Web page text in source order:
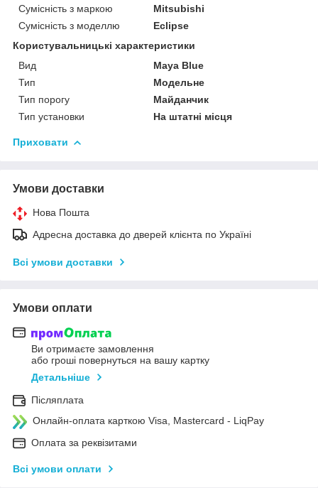
Сумісність з маркою
Mitsubishi
Сумісність з моделлю
Eclipse
Користувальницькі характеристики
Вид
Maya Blue
Тип
Модельне
Тип порогу
Майданчик
Тип установки
На штатні місця
Приховати
Умови доставки
Нова Пошта
Адресна доставка до дверей клієнта по Україні
Всі умови доставки
Умови оплати
Ви отримаєте замовлення
або гроші повернуться на вашу картку
Детальніше
Післяплата
Онлайн-оплата карткою Visa, Mastercard - LiqPay
Оплата за реквізитами
Всі умови оплати